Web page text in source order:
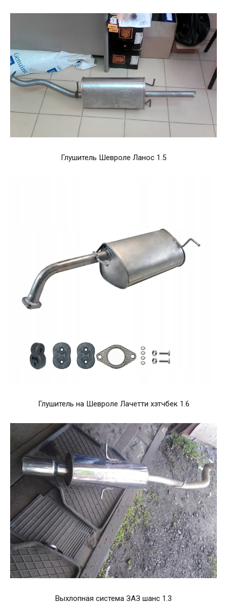
Глушитель Шевроле Ланос 1.5
Глушитель на Шевроле Лачетти хэтчбек 1.6
Выхлопная система ЗАЗ шанс 1.3